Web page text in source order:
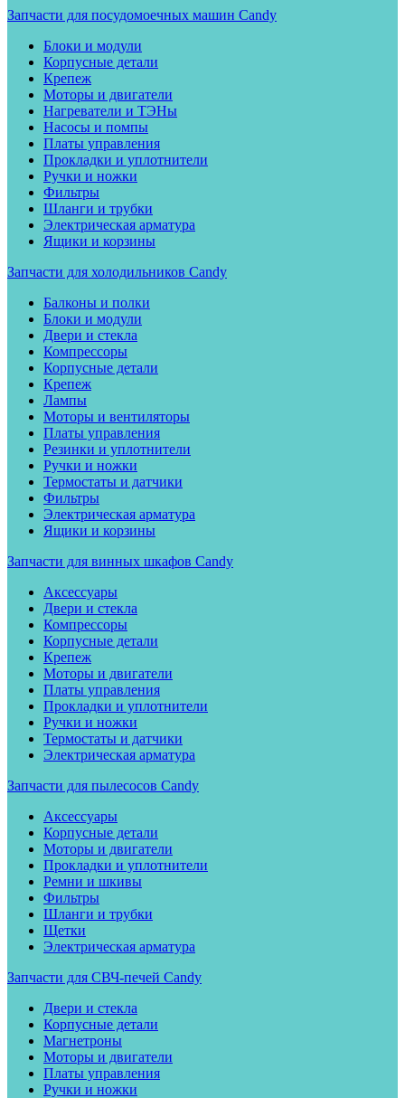
Запчасти для посудомоечных машин Candy
Блоки и модули
Корпусные детали
Крепеж
Моторы и двигатели
Нагреватели и ТЭНы
Насосы и помпы
Платы управления
Прокладки и уплотнители
Ручки и ножки
Фильтры
Шланги и трубки
Электрическая арматура
Ящики и корзины
Запчасти для холодильников Candy
Балконы и полки
Блоки и модули
Двери и стекла
Компрессоры
Корпусные детали
Крепеж
Лампы
Моторы и вентиляторы
Платы управления
Резинки и уплотнители
Ручки и ножки
Термостаты и датчики
Фильтры
Электрическая арматура
Ящики и корзины
Запчасти для винных шкафов Candy
Аксессуары
Двери и стекла
Компрессоры
Корпусные детали
Крепеж
Моторы и двигатели
Платы управления
Прокладки и уплотнители
Ручки и ножки
Термостаты и датчики
Электрическая арматура
Запчасти для пылесосов Candy
Аксессуары
Корпусные детали
Моторы и двигатели
Прокладки и уплотнители
Ремни и шкивы
Фильтры
Шланги и трубки
Щетки
Электрическая арматура
Запчасти для СВЧ-печей Candy
Двери и стекла
Корпусные детали
Магнетроны
Моторы и двигатели
Платы управления
Ручки и ножки